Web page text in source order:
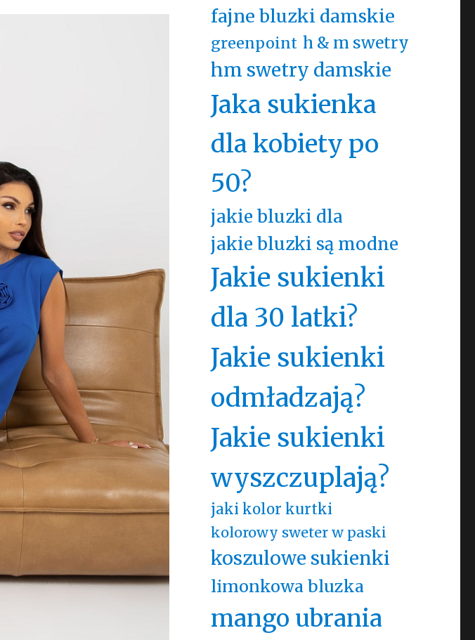
fajne bluzki damskie
greenpoint h & m swetry
hm swetry damskie
Jaka sukienka
dla kobiety po
50?
jakie bluzki dla
jakie bluzki są modne
Jakie sukienki
dla 30 latki?
Jakie sukienki
odmładzają?
Jakie sukienki
wyszczuplają?
jaki kolor kurtki
kolorowy sweter w paski
koszulowe sukienki
limonkowa bluzka
mango ubrania